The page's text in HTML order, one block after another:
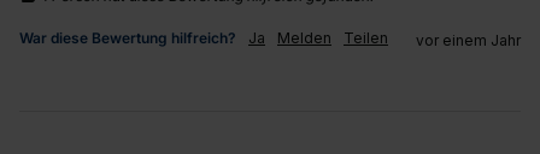
War diese Bewertung hilfreich? Ja Melden Teilen vor einem Jahr